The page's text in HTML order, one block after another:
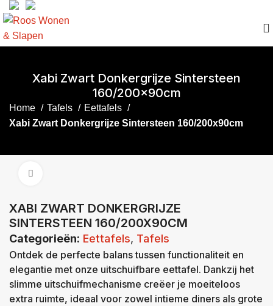
Xabi Zwart Donkergrijze Sintersteen
160/200x90cm
Home Tafels
Eettafels
Xabi Zwart Donkergrijze Sintersteen 160/200x90cm
XABI ZWART DONKERGRIJZE
SINTERSTEEN 160/200X90CM
Categorieën: Eettafels, Tafels
Ontdek de perfecte balans tussen functionaliteit en
elegantie met onze uitschuifbare eettafel. Dankzij het
slimme uitschuifmechanisme creëer je moeiteloos
extra ruimte, ideaal voor zowel intieme diners als grote